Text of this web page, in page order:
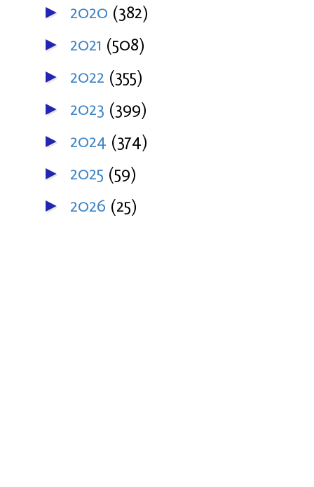
► 2020 (382)
► 2021 (508)
► 2022 (355)
► 2023 (399)
► 2024 (374)
► 2025 (59)
► 2026 (25)